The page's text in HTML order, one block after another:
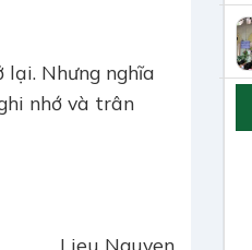
lại. Nhưng nghĩa
nhớ và trân
Lieu Nguyen